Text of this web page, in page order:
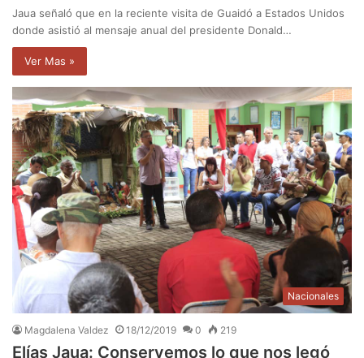
Jaua señaló que en la reciente visita de Guaidó a Estados Unidos
donde asistió al mensaje anual del presidente Donald…
Ver Mas »
Nacionales
Magdalena Valdez 18/12/2019 0 219
Elías Jaua: Conservemos lo que nos legó